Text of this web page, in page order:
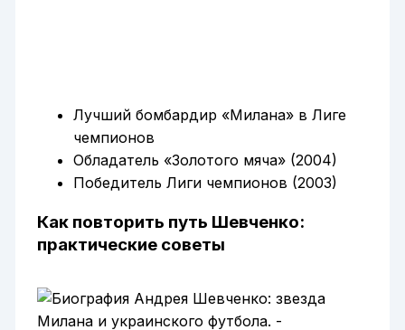
Лучший бомбардир «Милана» в Лиге
чемпионов
Обладатель «Золотого мяча» (2004)
Победитель Лиги чемпионов (2003)
Как повторить путь Шевченко:
практические советы